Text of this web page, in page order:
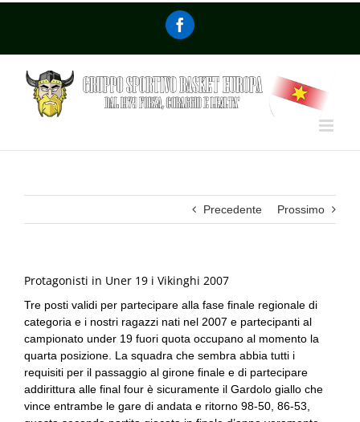
Precedente Prossimo
Protagonisti in Uner 19 i Vikinghi 2007
Tre posti validi per partecipare alla fase finale regionale di
categoria e i nostri ragazzi nati nel 2007 e partecipanti al
campionato under 19 fuori quota occupano al momento la
quarta posizione. La squadra che sembra abbia tutti i
requisiti per il passaggio al girone finale e di partecipare
addirittura alle final four è sicuramente il Gardolo giallo che
vince entrambe le gare di andata e ritorno 98-50, 86-53,